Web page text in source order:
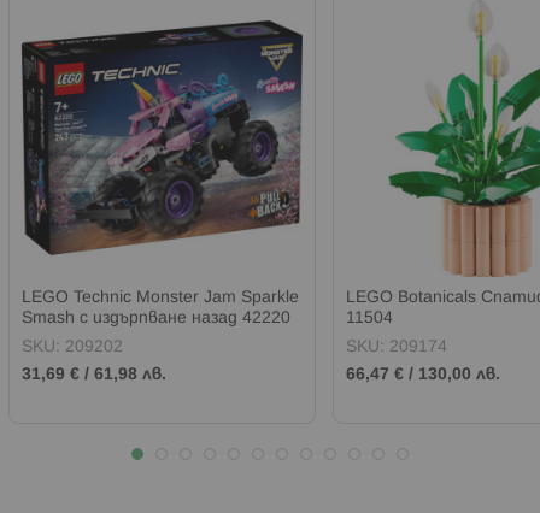
LEGO Technic Monster Jam Sparkle
Smash с издърпване назад 42220
SKU: 209202
31,69 € / 61,98 лв.
LEGO Botanicals
11504
SKU: 209174
66,47 € / 130,00 лв.